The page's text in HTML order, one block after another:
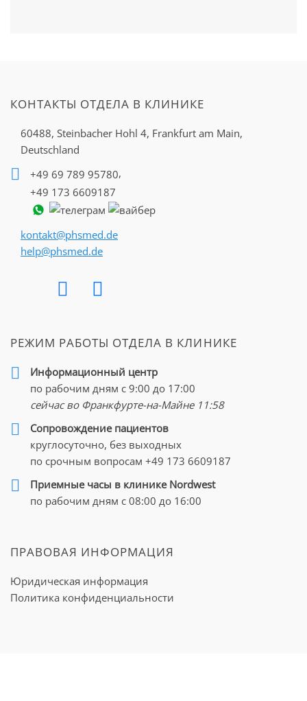
КОНТАКТЫ ОТДЕЛА В КЛИНИКЕ
60488, Steinbacher Hohl 4, Frankfurt am Main,
Deutschland
+49 69 789 95780,
+49 173 6609187
kontakt@phsmed.de
help@phsmed.de
РЕЖИМ РАБОТЫ ОТДЕЛА В КЛИНИКЕ
Информационный центр
по рабочим дням с 9:00 до 17:00
сейчас во Франкфурте-на-Майне 11:58
Cопровождение пациентов
круглосуточно, без выходных
по срочным вопросам +49 173 6609187
Приемные часы в клинике Nordwest
по рабочим дням с 08:00 до 16:00
ПРАВОВАЯ ИНФОРМАЦИЯ
Юридическая информация
Политика конфиденциальности